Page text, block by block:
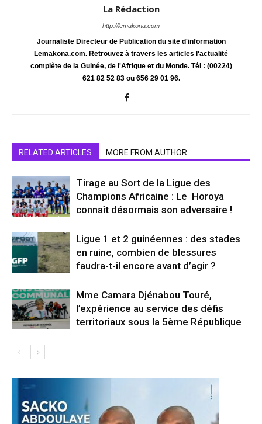
La Rédaction
http://lemakona.com
Journaliste Directeur de Publication du site d'information
Lemakona.com. Retrouvez à travers les articles l'actualité
complète de la Guinée, de l'Afrique et du Monde. Tél : (00224)
621 82 52 83 ou 656 29 01 96.
RELATED ARTICLES MORE FROM AUTHOR
Tirage au Sort de la Ligue des
Champions Africaine : Le Horoya
connaît désormais son adversaire !
Ligue 1 et 2 guinéennes : des stades
en ruine, combien de blessures
faudra-t-il encore avant d’agir ?
Mme Camara Djénabou Touré,
l’expérience au service des défis
territoriaux sous la 5ème République